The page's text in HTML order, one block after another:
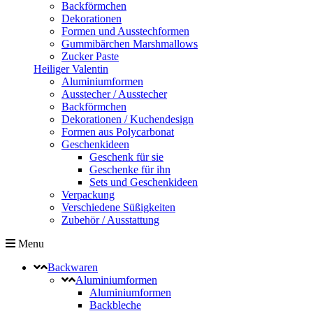
Backförmchen
Dekorationen
Formen und Ausstechformen
Gummibärchen Marshmallows
Zucker Paste
Heiliger Valentin
Aluminiumformen
Ausstecher / Ausstecher
Backförmchen
Dekorationen / Kuchendesign
Formen aus Polycarbonat
Geschenkideen
Geschenk für sie
Geschenke für ihn
Sets und Geschenkideen
Verpackung
Verschiedene Süßigkeiten
Zubehör / Ausstattung
Menu
Backwaren
Aluminiumformen
Aluminiumformen
Backbleche